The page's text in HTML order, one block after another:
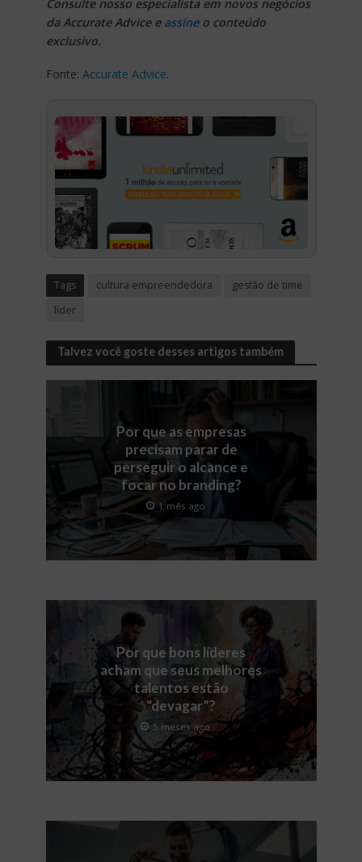
Consulte nosso especialista em novos negócios
da Accurate Advice e assineo conteúdo
exclusivo.
Fonte: Accurate Advice.
Tags cultura empreendedora
gestão de time
líder
Talvez você goste desses artigos também
Por que as empresas
precisam parar de
perseguir o alcance e
focar no branding?
1 mês ago
Por que bons líderes
acham que seus melhores
talentos estão
“devagar”?
5 meses ago